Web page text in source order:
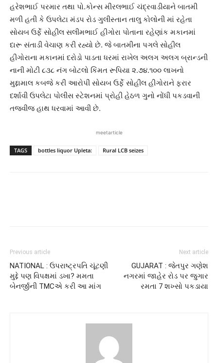
હરેશભાઈ પરમાર તથા પો.કોન્સ મીરલભાઈ ચંદ્રવાડીયાને બાતમી
મળી હતી કે ઉપલેટા મંડપ રોડ ગુલીસ્તાન તાલુ કોલોની માં રહેતા
સોયબ ઉર્ફે સોહીલ સલીમભાઈ હીગોરા પોતાના રહેણાંક મકાનમાં
દારૂ સંતાડી વેચાણ કરી રહ્યો છે. જે બાતમીના પગલે સોહીલ
હીગોરાના મકાનમાં દરોડો પાડતા ધરમાં રાખેલ અલગ અલગ બ્રાન્ડની
નાની મોટી ૮૩૮ નંગ બોટલો કિંમત રૂપિયા ૨.૭૪.૧૦૦ લાખનો
મુદ્દામાલ કબજે કરી આરોપી સોયબ ઉર્ફે સોહીલ હીગોરાને ફરાર
દર્શાવી ઉપલેટા પોલીસ સ્ટેશનમાં પ્રોહી હેઠળ ગુનો નોંધી પકડવાની
તજવીજ હાથ ધરવામાં આવી છે.
meetarticle
TAGS bottles liquor Upleta: Rural LCB seizes
Previous article
NATIONAL : ઉપરાષ્ટ્રપતિ ચૂંટણી
મુદ્દે પણ વિપક્ષમાં ડખા? મમતા
બેનર્જીની TMCએ કરી આ માંગ
Next article
GUJARAT : જેતપુર ગણેશ
નગરમાં જાહેર રોડ પર જુગાર
રમતા 7 શખ્સો પકડાયા